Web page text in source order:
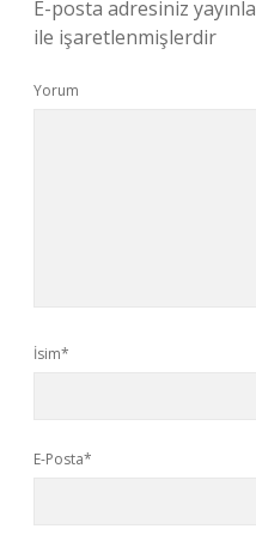
E-posta adresiniz
ile işaretlenmişlerdir
Yorum
İsim*
E-Posta*